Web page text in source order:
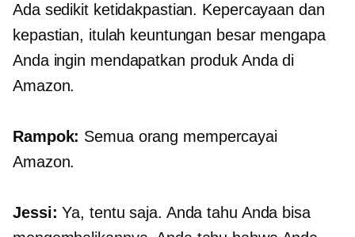
Ada sedikit ketidakpastian. Kepercayaan dan
kepastian, itulah keuntungan besar mengapa
Anda ingin mendapatkan produk Anda di
Amazon.
Rampok: Semua orang mempercayai
Amazon.
Jessi: Ya, tentu saja. Anda tahu Anda bisa